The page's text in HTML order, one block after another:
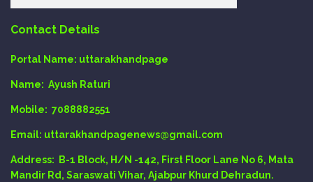
Contact Details
Portal Name: uttarakhandpage
Name: Ayush Raturi
Mobile: 7088882551
Email: uttarakhandpagenews@gmail.com
Address:
B-1 Block, H/N -142, First Floor Lane No 6, Mata
Mandir Rd, Saraswati Vihar, Ajabpur Khurd Dehradun.